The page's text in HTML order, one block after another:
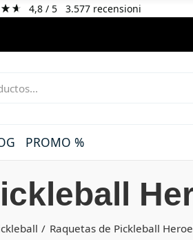
4,8/ 5 3.577 recensioni
PROMO %
Raquetas de Pickleball